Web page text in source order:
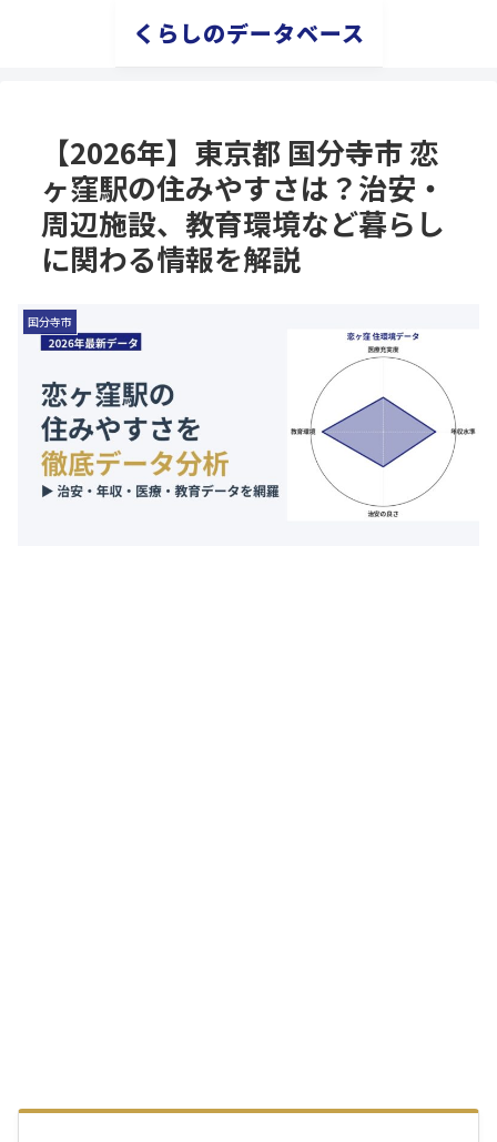
くらしのデータベース
【2026年】東京都 国分寺市 恋
ヶ窪駅の住みやすさは？治安・
周辺施設、教育環境など暮らし
に関わる情報を解説
国分寺市